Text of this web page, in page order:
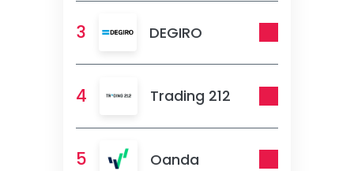
3 DEGIRO
4 Trading 212
5 Oanda